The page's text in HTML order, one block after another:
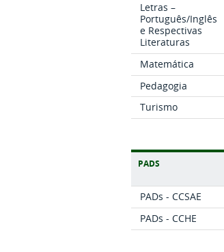
Letras –
Português/Inglês
e Respectivas
Literaturas
Matemática
Pedagogia
Turismo
PADS
PADs - CCSAE
PADs - CCHE